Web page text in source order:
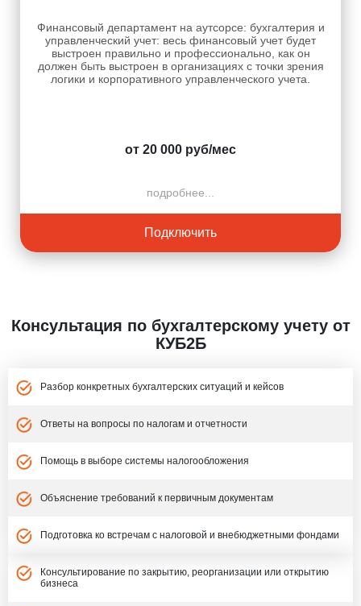
Финансовый департамент на аутсорсе: бухгалтерия и
управленческий учет: весь финансовый учет будет
выстроен правильно и профессионально, как он
должен быть выстроен в организациях с точки зрения
логики и корпоративного управленческого учета.
от 20 000 руб/мес
подробнее...
Подключить
Консультация по бухгалтерскому учету от
КУБ2Б
Разбор конкретных бухгалтерских ситуаций и кейсов
Ответы на вопросы по налогам и отчетности
Помощь в выборе системы налогообложения
Объяснение требований к первичным документам
Подготовка ко встречам с налоговой и внебюджетными фондами
Консультирование по закрытию, реорганизации или открытию
бизнеса